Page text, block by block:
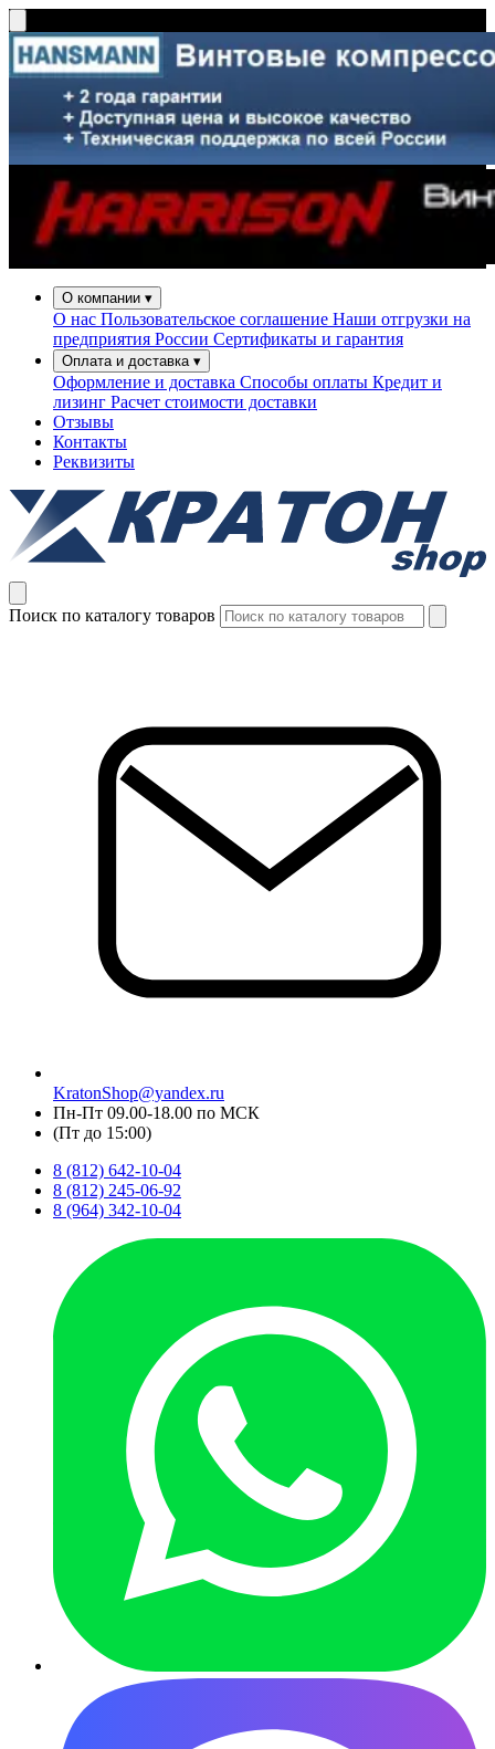
О компании ▾
О нас Пользовательское соглашение Наши отгрузки на
предприятия России Сертификаты и гарантия
Оплата и доставка ▾
Оформление и доставка Способы оплаты Кредит и
лизинг Расчет стоимости доставки
Отзывы
Контакты
Реквизиты
Поиск по каталогу товаров
KratonShop@yandex.ru
Пн-Пт 09.00-18.00 по МСК
(Пт до 15:00)
8 (812) 642-10-04
8 (812) 245-06-92
8 (964) 342-10-04